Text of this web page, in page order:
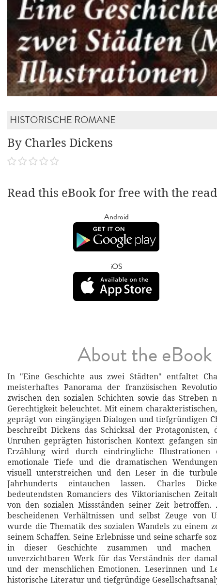
HISTORISCHE ROMANE
By Charles Dickens
Read this eBook for free with the
Android
iOS
About the eBook
In "Eine Geschichte aus zwei Städten" entfaltet
meisterhaftes Panorama der französischen
zwischen den sozialen Schichten sowie das Streben
Gerechtigkeit beleuchtet. Mit einem
geprägt von eingängigen Dialogen und tiefgründigen
beschreibt Dickens das Schicksal der
Unruhen geprägten historischen Kontext gefangen
Erzählung wird durch eindringliche Illustrationen
emotionale Tiefe und die dramatischen
visuell unterstreichen und den Leser in die
Jahrhunderts eintauchen lassen. Charles
bedeutendsten Romanciers des Viktorianischen
von den sozialen Missständen seiner Zeit betroffen.
bescheidenen Verhältnissen und selbst Zeuge von
wurde die Thematik des sozialen Wandels zu einem
seinem Schaffen. Seine Erlebnisse und seine scharfe
in dieser Geschichte zusammen und
unverzichtbaren Werk für das Verständnis der
und der menschlichen Emotionen. Leserinnen und
historische Literatur und tiefgründige